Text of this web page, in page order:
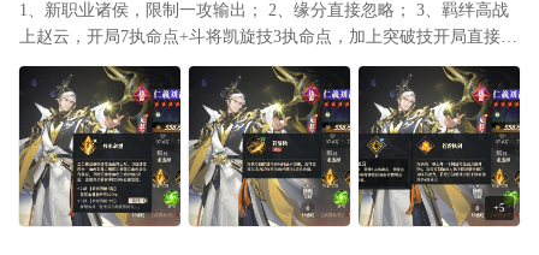
1、新职业诸侯，限制一攻输出； 2、缘分直接忽略； 3、羁绊高战
上赵云，开局7执命点+斗将凯旋技3执命点，加上突破技开局直接获
得回合，高战开局执命技，搭配sp孙尚香，库库给对面射光就完事
儿了； 4、为
+5